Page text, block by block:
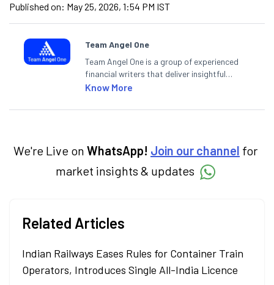
Published on: May 25, 2026, 1:54 PM IST
Team Angel One
Team Angel One is a group of experienced
financial writers that deliver insightful
articles on the stock market, IPO, economy,
categories.
Know More
We're Live on WhatsApp! Join our channel for
market insights & updates
Related Articles
Indian Railways Eases Rules for Container Train
Operators, Introduces Single All-India Licence